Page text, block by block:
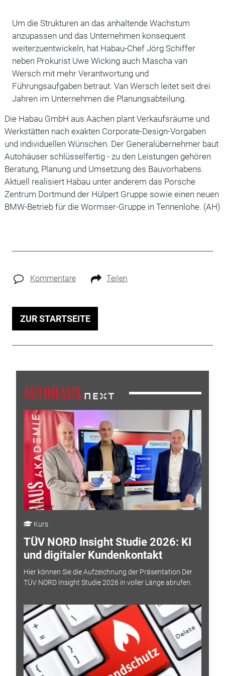
Um die Strukturen an das anhaltende Wachstum
anzupassen und das Unternehmen konsequent
weiterzuentwickeln, hat Habau-Chef Jörg Schiffer
neben Prokurist Uwe Wicking auch Mascha van
Wersch mit mehr Verantwortung und
Führungsaufgaben betraut. Van Wersch leitet seit drei
Jahren im Unternehmen die Planungsabteilung.
Die Habau GmbH aus Aachen plant Verkaufsräume und
Werkstätten nach exakten Corporate-Design-Vorgaben
und individuellen Wünschen. Der Generalübernehmer baut
Autohäuser schlüsselfertig - zu den Leistungen gehören
Beratung, Planung und Umsetzung des Bauvorhabens.
Aktuell realisiert Habau unter anderem das Porsche
Zentrum Dortmund der Hülpert Gruppe sowie einen neuen
BMW-Betrieb für die Wormser-Gruppe in Tennenlohe. (AH)
Kommentare Teilen
ZUR STARTSEITE
Kurs
TÜV NORD Insight Studie 2026: KI
und digitaler Kundenkontakt
Hier können Sie die Aufzeichnung der Präsentation Der
TÜV NORD Insight Studie 2026 in voller Länge abrufen.